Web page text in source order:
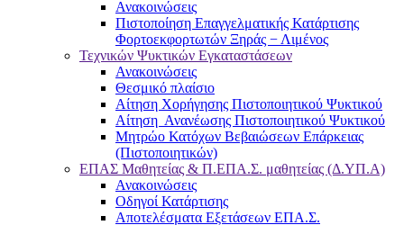
Ανακοινώσεις
Πιστοποίηση Επαγγελματικής Κατάρτισης
Φορτοεκφορτωτών Ξηράς − Λιμένος
Τεχνικών Ψυκτικών Εγκαταστάσεων
Ανακοινώσεις
Θεσμικό πλαίσιο
Αίτηση Χορήγησης Πιστοποιητικού Ψυκτικού
Αίτηση Ανανέωσης Πιστοποιητικού Ψυκτικού
Μητρώο Κατόχων Βεβαιώσεων Επάρκειας
(Πιστοποιητικών)
ΕΠΑΣ Μαθητείας & Π.ΕΠΑ.Σ. μαθητείας (Δ.ΥΠ.Α)
Ανακοινώσεις
Oδηγοί Κατάρτισης
Αποτελέσματα Εξετάσεων ΕΠΑ.Σ.